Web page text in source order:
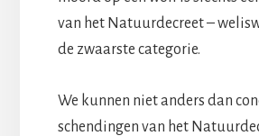
van het Natuurdecreet –
de zwaarste categorie.
We kunnen niet anders dan
schendingen van het